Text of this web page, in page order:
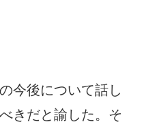
今後について話し
きだと諭した。そ